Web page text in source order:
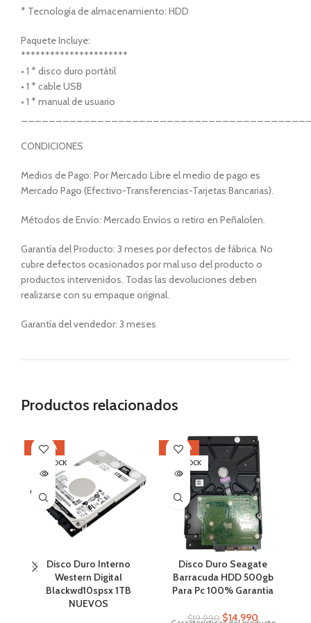
* Tecnología de almacenamiento: HDD
Paquete Incluye:
**********************
• 1 * disco duro portátil
• 1 * cable USB
• 1 * manual de usuario
CONDICIONES
Medios de Pago: Por Mercado Libre el medio de pago es
Mercado Pago (Efectivo-Transferencias-Tarjetas Bancarias).
Métodos de Envío: Mercado Envíos o retiro en Peñalolen.
Garantía del Producto: 3 meses por defectos de fábrica. No
cubre defectos ocasionados por mal uso del producto o
productos intervenidos. Todas las devoluciones deben
realizarse con su empaque original.
Garantía del vendedor: 3 meses
Productos relacionados
OFERTA
SIN STOCK
Disco Duro Interno
Western Digital
Blackwd10spsx 1TB
NUEVOS
OFERTA
SIN STOCK
Disco Duro Seagate
Barracuda HDD 500gb
Para Pc 100% Garantia
$19.990 $14.990